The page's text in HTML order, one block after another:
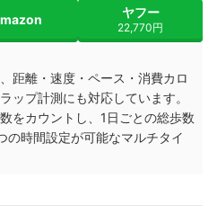
ヤフー
22,770円
距離・速度・ペース・消費カロ
ップ計測にも対応しています。
をカウントし、1日ごとの総歩数
の時間設定が可能なマルチタイ